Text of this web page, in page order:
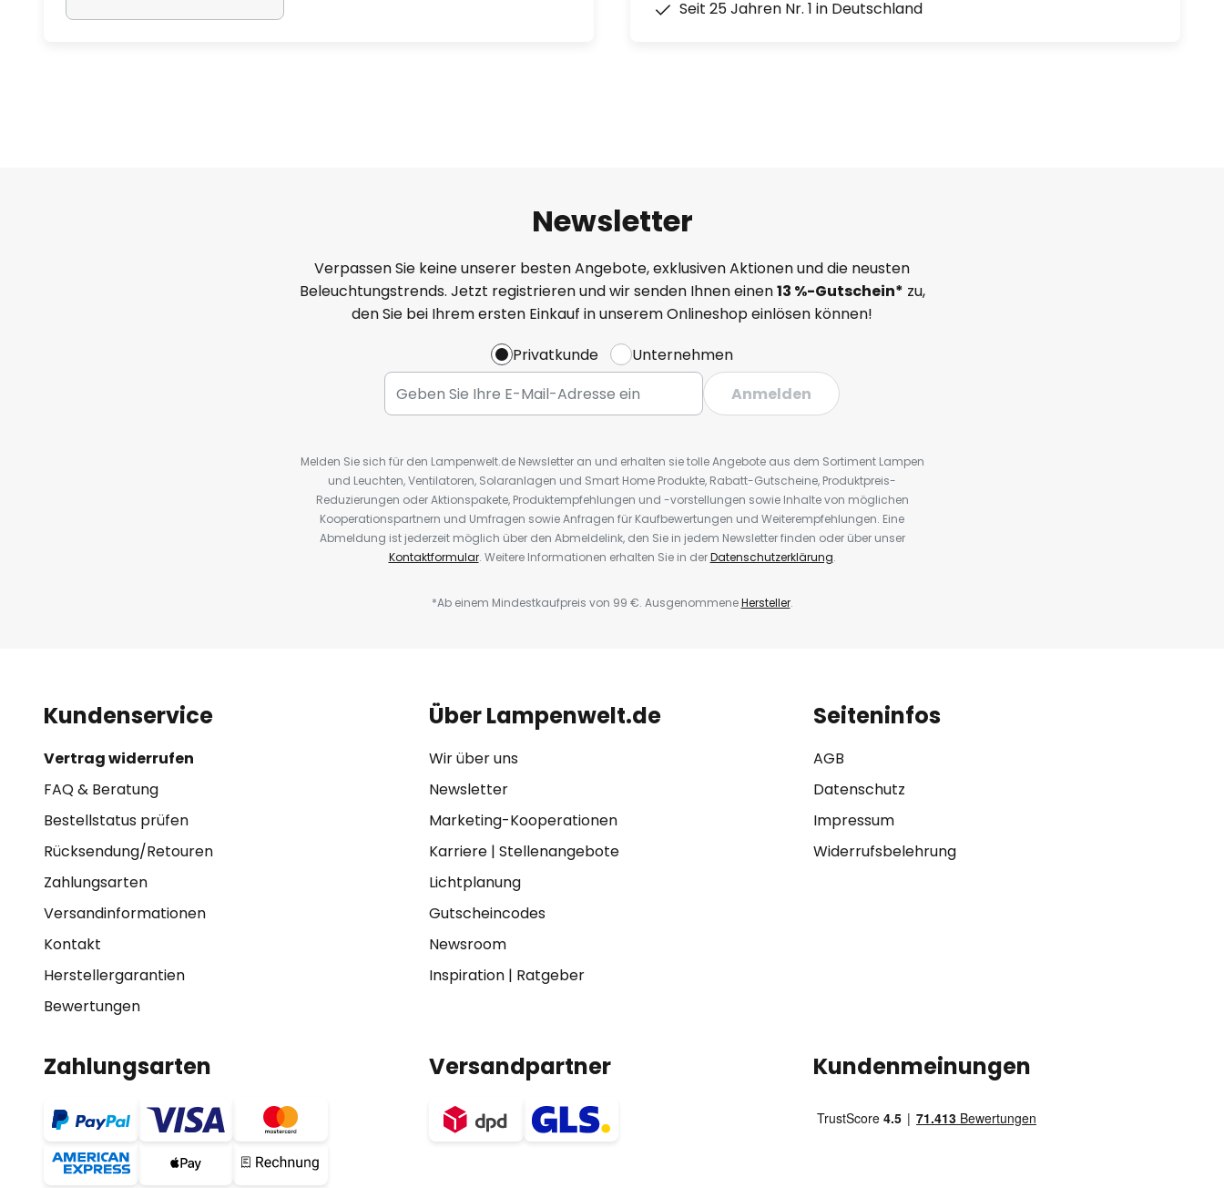
Seit 25 Jahren Nr. 1 in Deutschland
Newsletter
Verpassen Sie keine unserer besten Angebote, exklusiven Aktionen und die neusten
Beleuchtungstrends. Jetzt registrieren und wir senden Ihnen einen13 %-Gutschein* zu,
den Sie bei Ihrem ersten Einkauf in unserem Onlineshop einlösen können!
Privatkunde
Unternehmen
Anmelden
Melden Sie sich für den Lampenwelt.de Newsletter an und erhalten sie tolle Angebote aus dem Sortiment Lampen
und Leuchten, Ventilatoren, Solaranlagen und Smart Home Produkte, Rabatt-Gutscheine, Produktpreis-
Reduzierungen oder Aktionspakete, Produktempfehlungen und -vorstellungen sowie Inhalte von möglichen
Kooperationspartnern und Umfragen sowie Anfragen für Kaufbewertungen und Weiterempfehlungen. Eine
Abmeldung ist jederzeit möglich über den Abmeldelink, den Sie in jedem Newsletter finden oder über unser
Kontaktformular. Weitere Informationen erhalten Sie in derDatenschutzerklärung.
*Ab einem Mindestkaufpreis von 99 €. AusgenommeneHersteller.
Kundenservice
Vertrag widerrufen
FAQ & Beratung
Bestellstatus prüfen
Rücksendung/Retouren
Zahlungsarten
Versandinformationen
Kontakt
Herstellergarantien
Bewertungen
Über Lampenwelt.de
Wir über uns
Newsletter
Marketing-Kooperationen
Karriere| Stellenangebote
Lichtplanung
Gutscheincodes
Newsroom
Inspiration| Ratgeber
Seiteninfos
AGB
Datenschutz
Impressum
Widerrufsbelehrung
Zahlungsarten Versandpartner Kundenmeinungen